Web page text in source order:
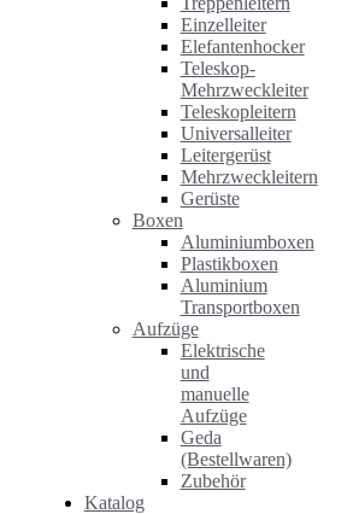
Einzelleiter
Elefantenhocker
Teleskop-
Mehrzweckleiter
Teleskopleitern
Universalleiter
Leitergerüst
Mehrzweckleitern
Gerüste
Boxen
Aluminiumboxen
Plastikboxen
Aluminium
Transportboxen
Aufzüge
Elektrische
und
manuelle
Aufzüge
Geda
(Bestellwaren)
Zubehör
Katalog